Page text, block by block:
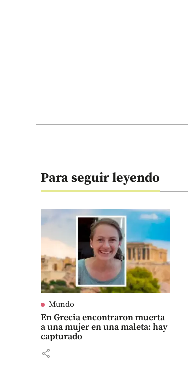
Para seguir leyendo
Mundo
En Grecia encontraron muerta
a una mujer en una maleta: hay
capturado
share